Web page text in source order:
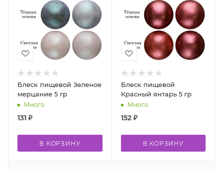
Блеск пищевой Зеленое
мерцание 5 гр
Много
131 ₽
В КОРЗИНУ
Блеск пищевой
Красный янтарь 5 гр
Много
152₽
В КОРЗИНУ